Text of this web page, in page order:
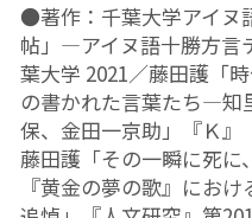
●著作：千葉大学アイヌ
帖」―アイヌ語十勝方言
葉大学 2021／藤田護「
の書かれた言葉たち―知
保、金田一京助」『Ｋ
藤田護「その一瞬に死に
『黄金の夢の歌』にお
12ビオダンサ
12ビオダンサ
10鎌田講座
09世界ニュース